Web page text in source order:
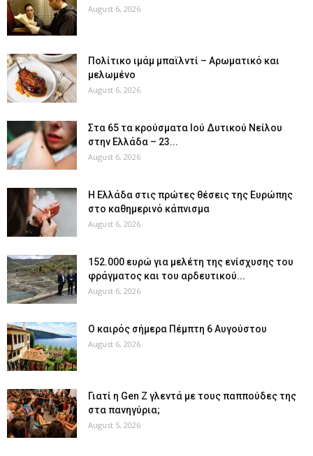
August 6, 2026
Πολίτικο ιμάμ μπαϊλντί – Αρωματικό και
μελωμένο
August 6, 2026
Στα 65 τα κρούσματα Ιού Δυτικού Νείλου
στην Ελλάδα – 23...
August 6, 2026
Η Ελλάδα στις πρώτες θέσεις της Ευρώπης
στο καθημερινό κάπνισμα
August 6, 2026
152.000 ευρώ για μελέτη της ενίσχυσης του
φράγματος και του αρδευτικού...
August 6, 2026
Ο καιρός σήμερα Πέμπτη 6 Αυγούστου
August 6, 2026
Γιατί η Gen Z γλεντά με τους παππούδες της
στα πανηγύρια;
August 5, 2026